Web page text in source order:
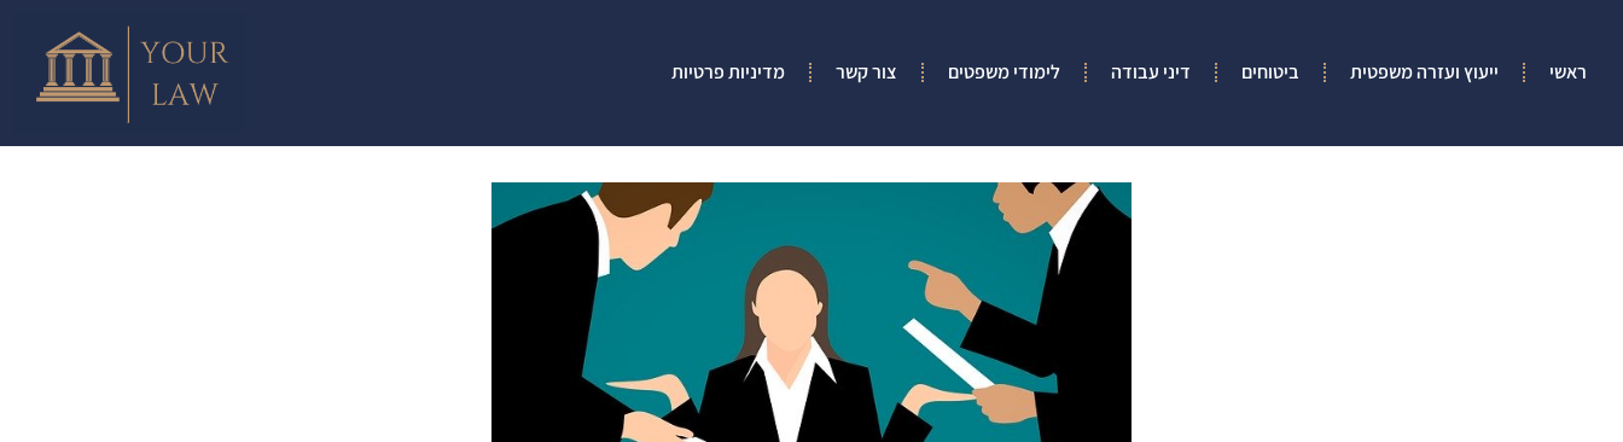
ראשי ייעוץ ועזרה משפטית ביטוחים דיני עבודה לימודי משפטים צור קשר מדיניות פרטיות